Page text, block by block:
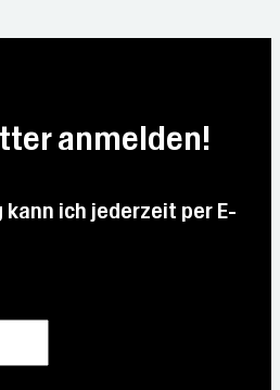
anmelden!
kann ich jederzeit per E-